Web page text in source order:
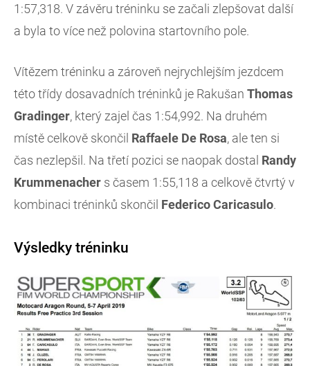
1:57,318. V závěru tréninku se začali zlepšovat další
a byla to více než polovina startovního pole.
Vítězem tréninku a zároveň nejrychlejším jezdcem
této třídy dosavadních tréninků je Rakušan Thomas
Gradinger, který zajel čas 1:54,992. Na druhém
místě celkově skončil Raffaele De Rosa, ale ten si
čas nezlepšil. Na třetí pozici se naopak dostal Randy
Krummenacher s časem 1:55,118 a celkově čtvrtý v
kombinaci tréninků skončil Federico Caricasulo.
Výsledky tréninku